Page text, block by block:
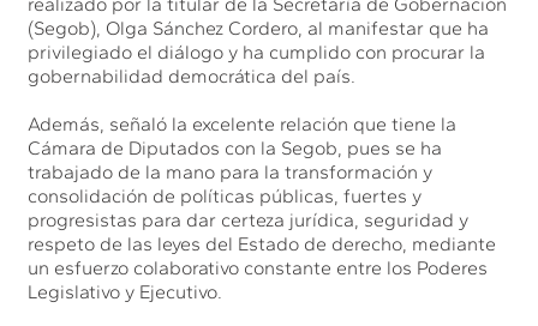
(Segob), Olga Sánchez Cordero, al manifestar que ha
privilegiado el diálogo y ha cumplido con procurar la
gobernabilidad democrática del país.
Además, señaló la excelente relación que tiene la
Cámara de Diputados con la Segob, pues se ha
trabajado de la mano para la transformación y
consolidación de políticas públicas, fuertes y
progresistas para dar certeza jurídica, seguridad y
respeto de las leyes del Estado de derecho, mediante
un esfuerzo colaborativo constante entre los Poderes
Legislativo y Ejecutivo.